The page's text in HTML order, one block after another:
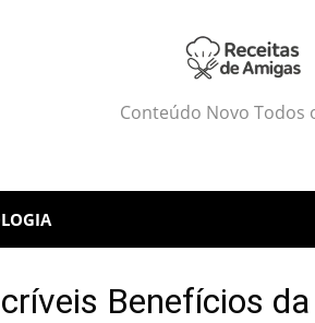
Conteúdo Novo Todos
Benefícios